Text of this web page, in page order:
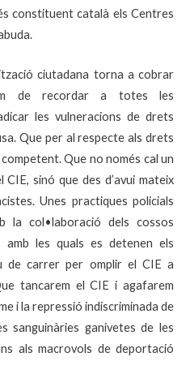
constituent català els Centres
ciutadana torna a cobrar
de recordar a totes les
les vulneracions de drets
Que per al respecte als drets
Que no només cal un
sinó que des d’avui mateix
Unes practiques policials
la col•laboració dels cossos
amb les quals es detenen els
de carrer per omplir el CIE a
tancarem el CIE i agafarem
i la repressió indiscriminada de
sanguinàries ganivetes de les
als macrovols de deportació